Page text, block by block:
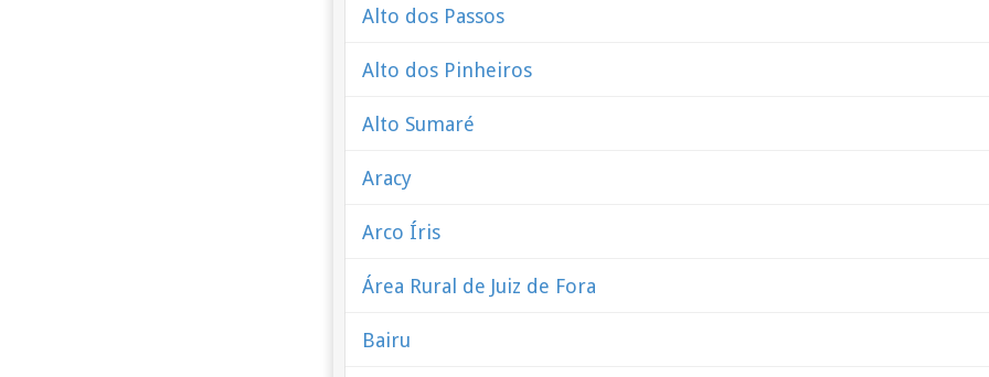
Alto dos Passos
Alto dos Pinheiros
Alto Sumaré
Aracy
Arco Íris
Área Rural de Juiz de Fora
Bairu